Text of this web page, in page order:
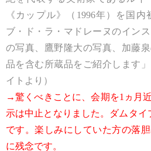
《カップル》（1996年）を国
ブ・ド・ラ・マドレーヌのイン
の写真、鷹野隆大の写真、加藤
品を含む所蔵品をご紹介します
イトより）
→驚くべきことに、会期を1ヵ月
示は中止となりました。ダムタイ
です。楽しみにしていた方の落
に残念です。